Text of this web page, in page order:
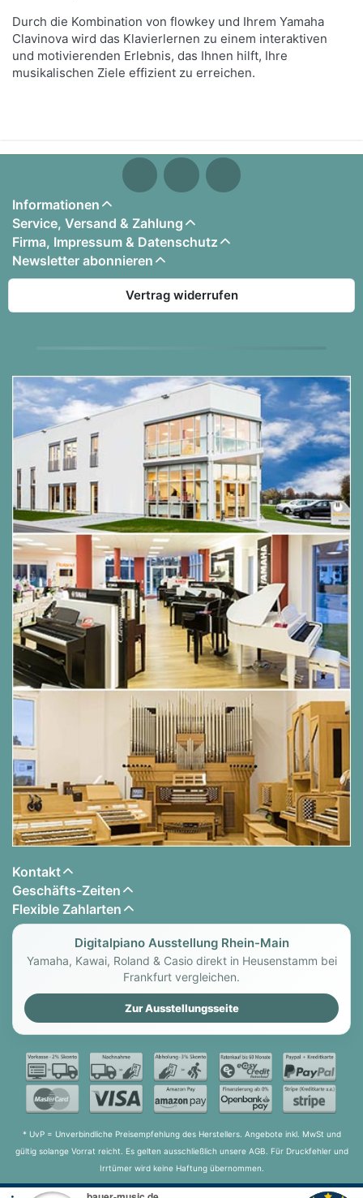
Durch die Kombination von flowkey und Ihrem Yamaha
Clavinova wird das Klavierlernen zu einem interaktiven
und motivierenden Erlebnis, das Ihnen hilft, Ihre
musikalischen Ziele effizient zu erreichen.
Informationen
Service, Versand & Zahlung
Firma, Impressum & Datenschutz
Newsletter abonnieren
Vertrag widerrufen
Kontakt
Geschäfts-Zeiten
Flexible Zahlarten
Digitalpiano Ausstellung Rhein-Main
Yamaha, Kawai, Roland & Casio direkt in Heusenstamm bei
Frankfurt vergleichen.
Zur Ausstellungsseite
* UvP = Unverbindliche Preisempfehlung des Herstellers. Angebote inkl. MwSt und
gültig solange Vorrat reicht. Es gelten ausschließlich unsere AGB. Für Druckfehler und
Irrtümer wird keine Haftung übernommen.